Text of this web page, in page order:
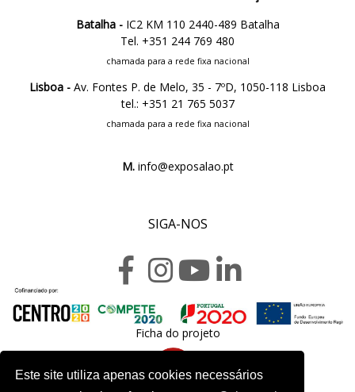
Este site utiliza apenas cookies necessários
Batalha -IC2 KM 110 2440-489 Batalha
Tel. +351 244 769 480
chamada para a rede fixa nacional
Lisboa - Av. Fontes P. de Melo, 35 - 7ºD, 1050-118 Lisboa
tel.: +351 21 765 5037
chamada para a rede fixa nacional
M.info@exposalao.pt
SIGA-NOS
Ficha do projeto